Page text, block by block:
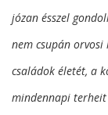
józan ésszel
nem csupán orvosi
családok életét, a
mindennapi